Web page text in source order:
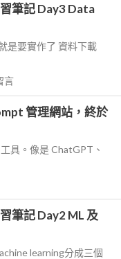
筆記 Day3 Data
是要實作了 資料下載
言
管理網站，終於
具。像是 ChatGPT、
筆記 Day2 ML 及
learning分成三個